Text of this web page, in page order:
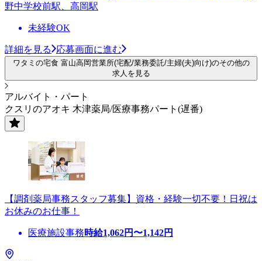
野中学校前駅、高岡駅
未経験OK
詳細を見る 応募画面に進む
ワタミの宅食 富山高岡営業所(宅配/業務委託/主婦(夫)向け)のその他の
求人を見る
アルバイト・パート
クスリのアオキ 木津薬局/医療事務パート(遅番)
【調剤薬局事務スタッフ募集】資格・経験一切不要！日祝は
お休みのお仕事！
医療施設事務時給1,062円〜1,142円